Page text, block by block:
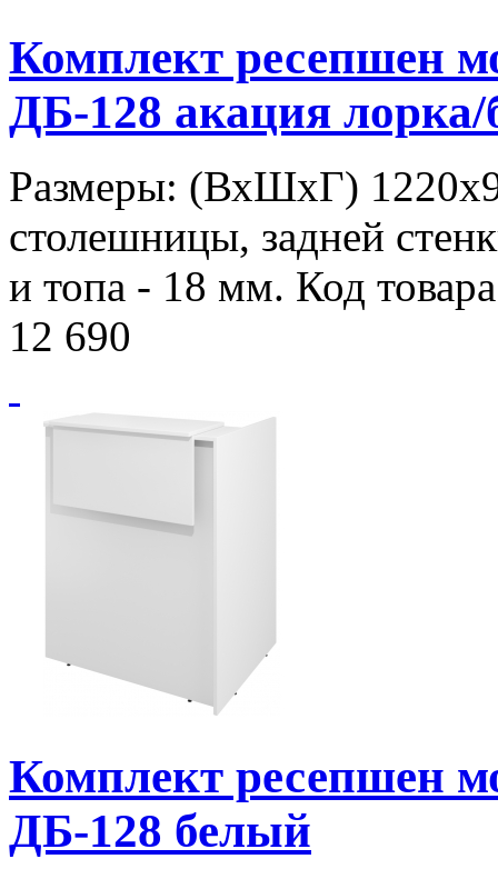
Комплект ресепшен
ДБ-128 акация
Размеры: (ВхШхГ)
столешницы, задней
и топа - 18 мм. Код
12 690
Комплект ресепшен
ДБ-128 белый